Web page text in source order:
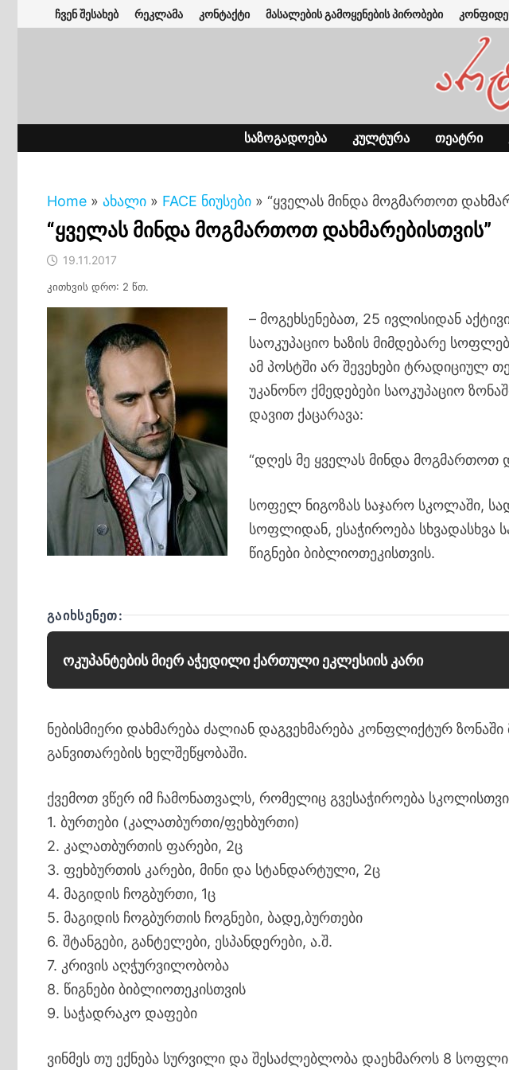
to
ჩვენ შესახებ რეკლამა კონტაქტი მასალების გამოყენების პირობები
ᲡᲐᲖᲝᲒᲐᲓᲝᲔᲑᲐ ᲙᲣᲚᲢᲣᲠᲐ ᲗᲔᲐᲢᲠᲘ
Home » ახალი » FACE ნიუსები » “ყველას მინდა მოგმართოთ
“ყველას მინდა მოგმართოთ დახმარებისთვის”
19.11.2017
კითხვის დრო: 2 წთ.
– მოგეხსენებათ, 25 ივლისიდან
საოკუპაციო ხაზის მიმდებარე
ამ პოსტში არ შევეხები ტრადიციულ
უკანონო ქმედებები საოკუპაციო
დავით ქაცარავა:
“დღეს მე ყველას მინდა მოგმართოთ
სოფელ ნიგოზას საჯარო სკოლაში,
სოფლიდან, ესაჭიროება სხვადასხვა
წიგნები ბიბლიოთეკისთვის.
ᲒᲐᲘᲮᲡᲔᲜᲔᲗ:
ოკუპანტების მიერ აჭედილი ქართული ეკლესიის კარი
ნებისმიერი დახმარება ძალიან დაგვეხმარება კონფლიქტურ ზონაში
განვითარების ხელშეწყობაში.
ქვემოთ ვწერ იმ ჩამონათვალს, რომელიც გვესაჭიროება
1. ბურთები (კალათბურთი/ფეხბურთი)
2. კალათბურთის ფარები, 2ც
3. ფეხბურთის კარები, მინი და სტანდარტული, 2ც
4. მაგიდის ჩოგბურთი, 1ც
5. მაგიდის ჩოგბურთის ჩოგნები, ბადე,ბურთები
6. შტანგები, განტელები, ესპანდერები, ა.შ.
7. კრივის აღჭურვილობობა
8. წიგნები ბიბლიოთეკისთვის
9. საჭადრაკო დაფები
ვინმეს თუ ექნება სურვილი და შესაძლებლობა დაეხმაროს 8